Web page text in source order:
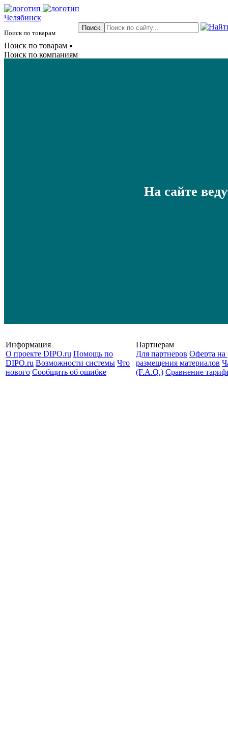
Челябинск
Поиск по товарам
Поиск по товарам
Поиск по компаниям
На сайте
Информация
О проекте DIPO.ru Помощь по
DIPO.ru Возможности системы Что
нового Сообщить об ошибке
Партнерам
Для партнеров Оферта на
размещения материалов
(F.A.Q.) Cравнение